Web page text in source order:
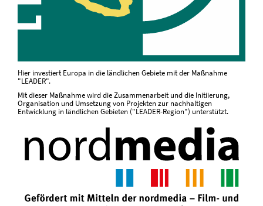
Hier investiert Europa in die ländlichen Gebiete mit der Maßnahme
"LEADER".
Mit dieser Maßnahme wird die Zusammenarbeit und die Initiierung,
Organisation und Umsetzung von Projekten zur nachhaltigen
Entwicklung in ländlichen Gebieten ("LEADER-Region") unterstützt.